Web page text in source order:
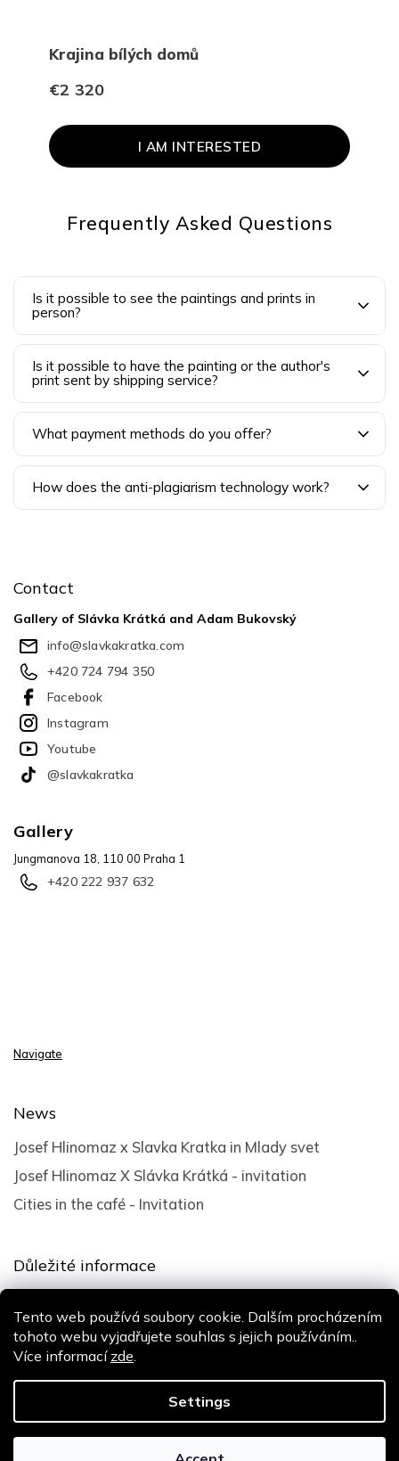
Tento web používá soubory cookie. Dalším procházením
tohoto webu vyjadřujete souhlas s jejich používáním..
Více informací zde.
Settings
Frequently Asked Questions
Is it possible to see the paintings and prints in
person?
Is it possible to have the painting or the author's
print sent by shipping service?
What payment methods do you offer?
How does the anti-plagiarism technology work?
Krajina bílých domů
€2 320
I AM INTERESTED
Contact
Gallery of Slávka Krátká and Adam Bukovský
info@slavkakratka.com
+420 724 794 350
Facebook
Instagram
Youtube
@slavkakratka
Gallery
Jungmanova 18, 110 00 Praha 1
+420 222 937 632
Navigate
News
Josef Hlinomaz x Slavka Kratka in Mlady svet
Josef Hlinomaz X Slávka Krátká - invitation
Cities in the café - Invitation
Důležité informace
Privacy policy
Copyright 2026Slávka Krátká. All rights reserved.
Shoptak.cz| Platforma